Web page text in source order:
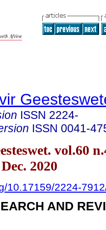
ISSN 2224-
ISSN 0041-
vol.60
2020
10.17159/2224-
AND